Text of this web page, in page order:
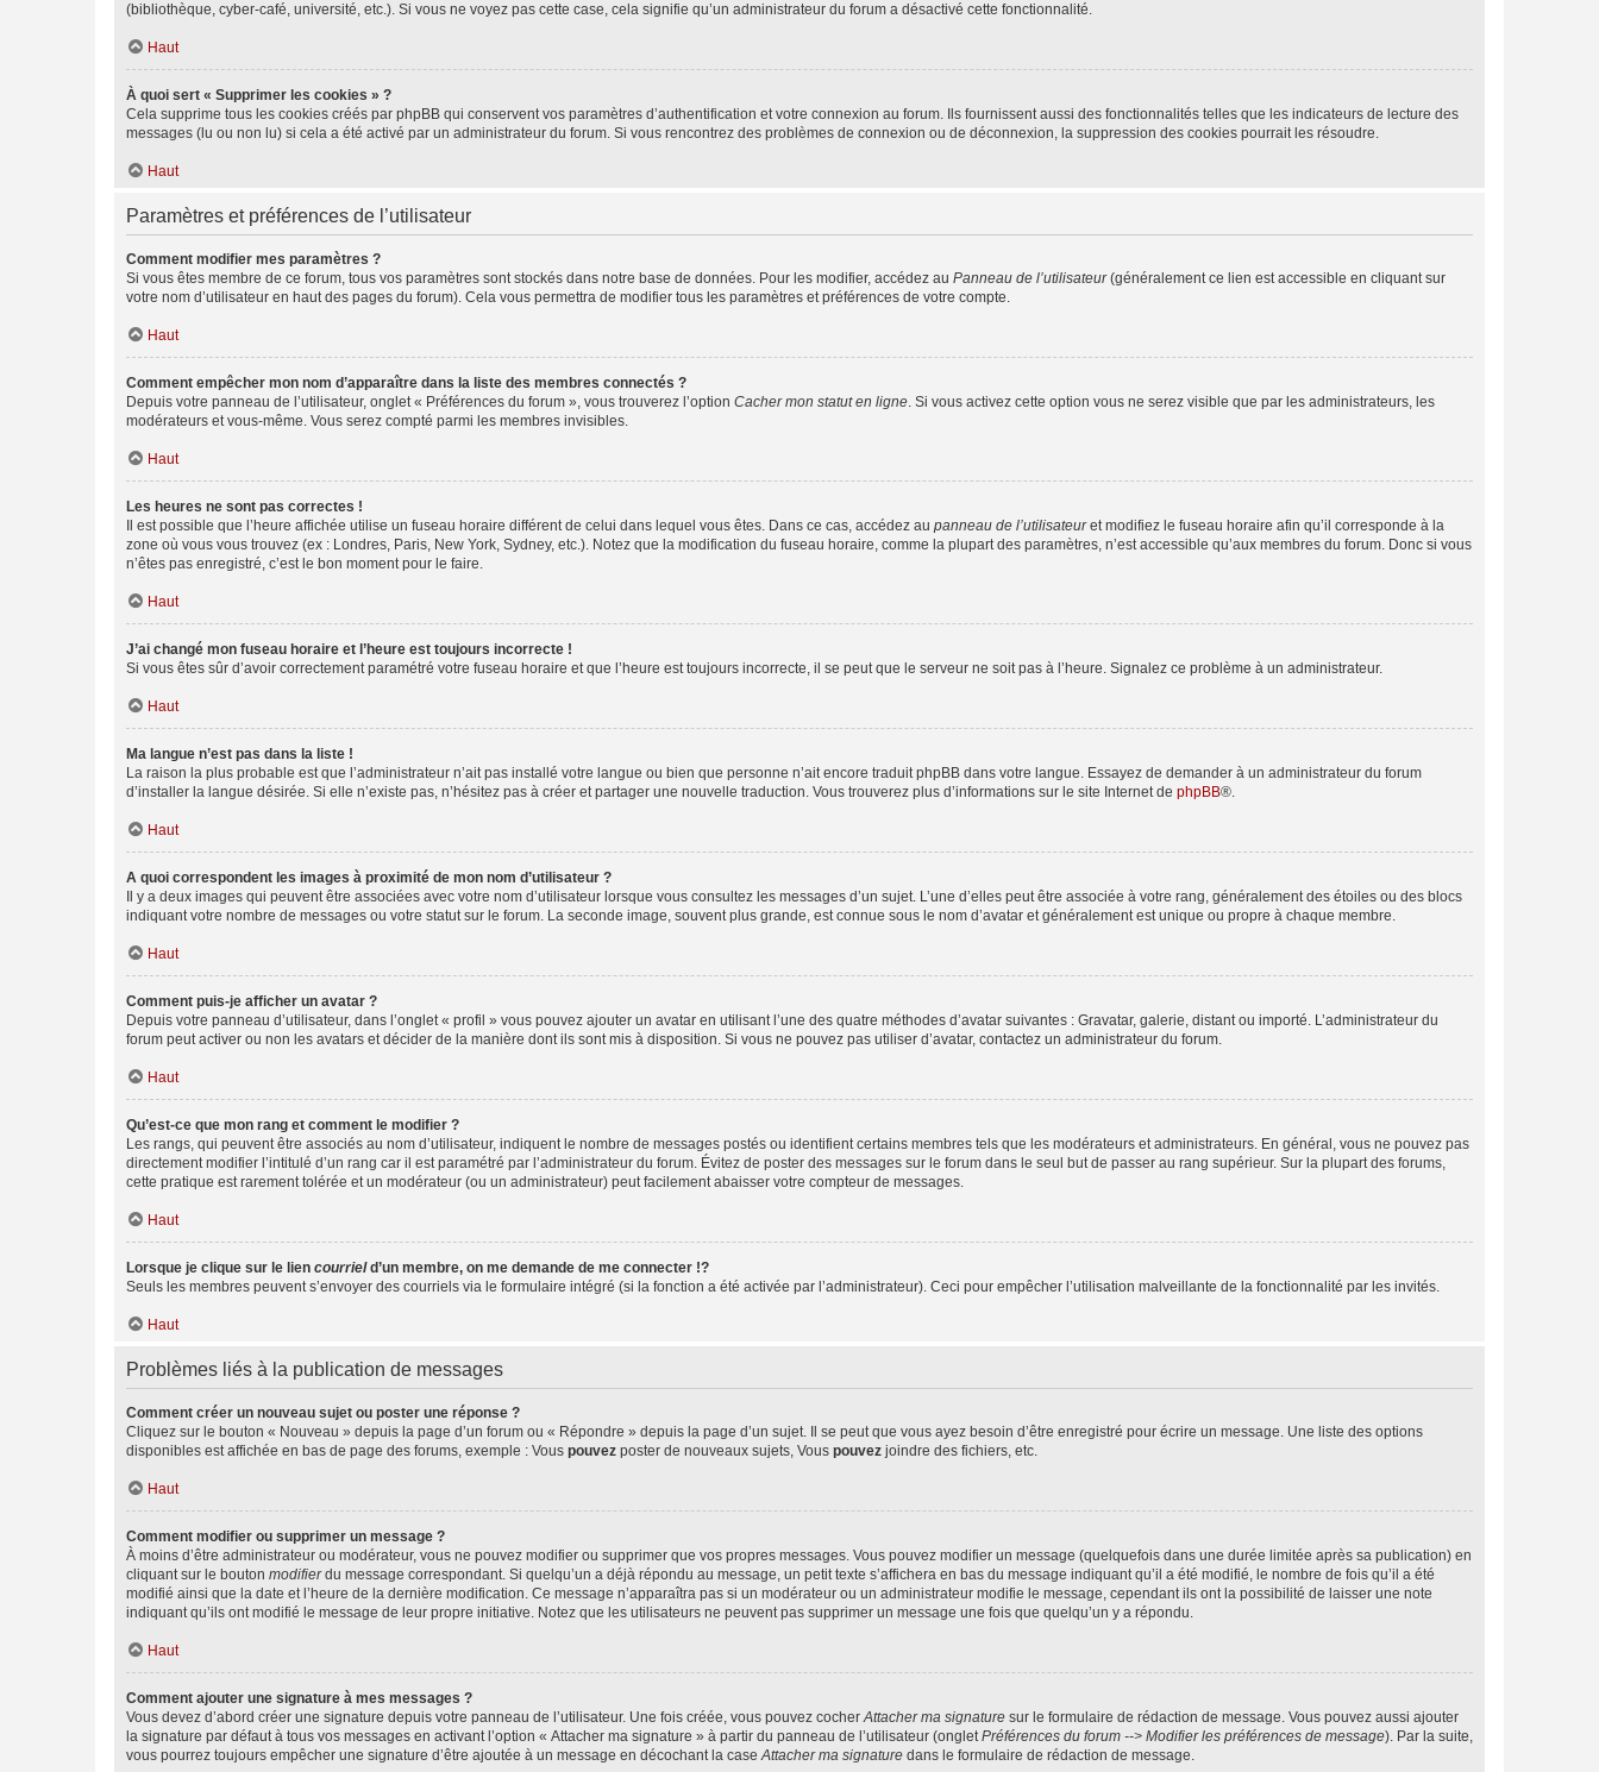
(bibliothèque, cyber-café, université, etc.). Si vous ne voyez pas cette case, cela signifie qu’un administrateur du forum a désactivé cette fonctionnalité.
Haut
À quoi sert « Supprimer les cookies » ?
Cela supprime tous les cookies créés par phpBB qui conservent vos paramètres d’authentification et votre connexion au forum. Ils fournissent aussi des fonctionnalités telles que les indicateurs de lecture des
messages (lu ou non lu) si cela a été activé par un administrateur du forum. Si vous rencontrez des problèmes de connexion ou de déconnexion, la suppression des cookies pourrait les résoudre.
Haut
Paramètres et préférences de l’utilisateur
Comment modifier mes paramètres ?
Si vous êtes membre de ce forum, tous vos paramètres sont stockés dans notre base de données. Pour les modifier, accédez au Panneau de l’utilisateur(généralement ce lien est accessible en cliquant sur
votre nom d’utilisateur en haut des pages du forum). Cela vous permettra de modifier tous les paramètres et préférences de votre compte.
Haut
Comment empêcher mon nom d’apparaître dans la liste des membres connectés ?
Depuis votre panneau de l’utilisateur, onglet « Préférences du forum », vous trouverez l’option Cacher mon statut en ligne. Si vous activez cette option vous ne serez visible que par les administrateurs, les
modérateurs et vous-même. Vous serez compté parmi les membres invisibles.
Haut
Les heures ne sont pas correctes !
Il est possible que l’heure affichée utilise un fuseau horaire différent de celui dans lequel vous êtes. Dans ce cas, accédez au panneau de l’utilisateuret modifiez le fuseau horaire afin qu’il corresponde à la
zone où vous vous trouvez (ex : Londres, Paris, New York, Sydney, etc.). Notez que la modification du fuseau horaire, comme la plupart des paramètres, n’est accessible qu’aux membres du forum. Donc si vous
n’êtes pas enregistré, c’est le bon moment pour le faire.
Haut
J’ai changé mon fuseau horaire et l’heure est toujours incorrecte !
Si vous êtes sûr d’avoir correctement paramétré votre fuseau horaire et que l’heure est toujours incorrecte, il se peut que le serveur ne soit pas à l’heure. Signalez ce problème à un administrateur.
Haut
Ma langue n’est pas dans la liste !
La raison la plus probable est que l’administrateur n’ait pas installé votre langue ou bien que personne n’ait encore traduit phpBB dans votre langue. Essayez de demander à un administrateur du forum
d’installer la langue désirée. Si elle n’existe pas, n’hésitez pas à créer et partager une nouvelle traduction. Vous trouverez plus d’informations sur le site Internet de phpBB®.
Haut
A quoi correspondent les images à proximité de mon nom d’utilisateur ?
Il y a deux images qui peuvent être associées avec votre nom d’utilisateur lorsque vous consultez les messages d’un sujet. L’une d’elles peut être associée à votre rang, généralement des étoiles ou des blocs
indiquant votre nombre de messages ou votre statut sur le forum. La seconde image, souvent plus grande, est connue sous le nom d’avatar et généralement est unique ou propre à chaque membre.
Haut
Comment puis-je afficher un avatar ?
Depuis votre panneau d’utilisateur, dans l’onglet « profil » vous pouvez ajouter un avatar en utilisant l’une des quatre méthodes d’avatar suivantes : Gravatar, galerie, distant ou importé. L’administrateur du
forum peut activer ou non les avatars et décider de la manière dont ils sont mis à disposition. Si vous ne pouvez pas utiliser d’avatar, contactez un administrateur du forum.
Haut
Qu’est-ce que mon rang et comment le modifier ?
Les rangs, qui peuvent être associés au nom d’utilisateur, indiquent le nombre de messages postés ou identifient certains membres tels que les modérateurs et administrateurs. En général, vous ne pouvez pas
directement modifier l’intitulé d’un rang car il est paramétré par l’administrateur du forum. Évitez de poster des messages sur le forum dans le seul but de passer au rang supérieur. Sur la plupart des forums,
cette pratique est rarement tolérée et un modérateur (ou un administrateur) peut facilement abaisser votre compteur de messages.
Haut
Lorsque je clique sur le lien courrield’un membre, on me demande de me connecter !?
Seuls les membres peuvent s’envoyer des courriels via le formulaire intégré (si la fonction a été activée par l’administrateur). Ceci pour empêcher l’utilisation malveillante de la fonctionnalité par les invités.
Haut
Problèmes liés à la publication de messages
Comment créer un nouveau sujet ou poster une réponse ?
Cliquez sur le bouton « Nouveau » depuis la page d’un forum ou « Répondre » depuis la page d’un sujet. Il se peut que vous ayez besoin d’être enregistré pour écrire un message. Une liste des options
disponibles est affichée en bas de page des forums, exemple : Vous pouvez poster de nouveaux sujets, Vous pouvez joindre des fichiers, etc.
Haut
Comment modifier ou supprimer un message ?
À moins d’être administrateur ou modérateur, vous ne pouvez modifier ou supprimer que vos propres messages. Vous pouvez modifier un message (quelquefois dans une durée limitée après sa publication) en
cliquant sur le bouton modifierdu message correspondant. Si quelqu’un a déjà répondu au message, un petit texte s’affichera en bas du message indiquant qu’il a été modifié, le nombre de fois qu’il a été
modifié ainsi que la date et l’heure de la dernière modification. Ce message n’apparaîtra pas si un modérateur ou un administrateur modifie le message, cependant ils ont la possibilité de laisser une note
indiquant qu’ils ont modifié le message de leur propre initiative. Notez que les utilisateurs ne peuvent pas supprimer un message une fois que quelqu’un y a répondu.
Haut
Comment ajouter une signature à mes messages ?
Vous devez d’abord créer une signature depuis votre panneau de l’utilisateur. Une fois créée, vous pouvez cocherAttacher ma signature sur le formulaire de rédaction de message. Vous pouvez aussi ajouter
la signature par défaut à tous vos messages en activant l’option « Attacher ma signature » à partir du panneau de l’utilisateur (ongletPréférences du forum --> Modifier les préférences de message). Par la suite,
vous pourrez toujours empêcher une signature d’être ajoutée à un message en décochant la caseAttacher ma signature dans le formulaire de rédaction de message.